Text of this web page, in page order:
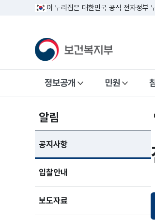
이 누리집은 대한민국 공식 전자정부
정보공개 민원
알림
공지사항
입찰안내
보도자료